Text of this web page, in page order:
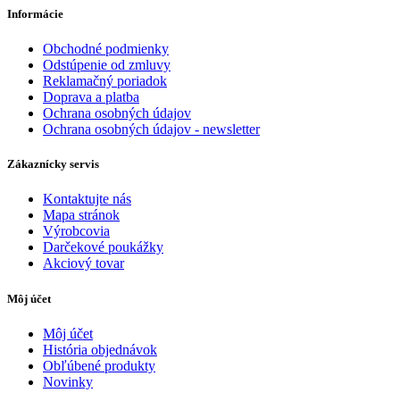
Informácie
Obchodné podmienky
Odstúpenie od zmluvy
Reklamačný poriadok
Doprava a platba
Ochrana osobných údajov
Ochrana osobných údajov - newsletter
Zákaznícky servis
Kontaktujte nás
Mapa stránok
Výrobcovia
Darčekové poukážky
Akciový tovar
Môj účet
Môj účet
História objednávok
Obľúbené produkty
Novinky